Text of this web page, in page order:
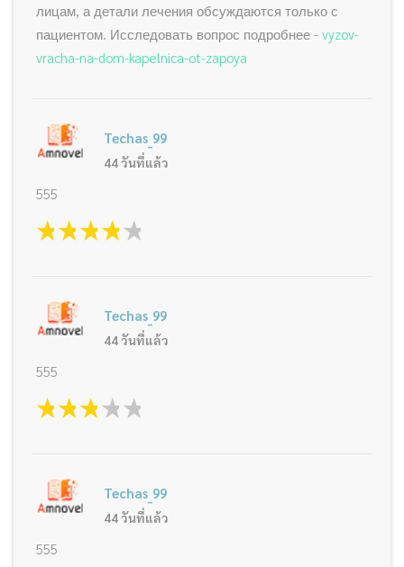
лицам, а детали лечения обсуждаются только с
пациентом. Исследовать вопрос подробнее - vyzov-
vracha-na-dom-kapelnica-ot-zapoya
Techas_99
44 วันที่แล้ว
555
1 star
2 stars
3 stars
4 stars
Techas_99
44 วันที่แล้ว
555
1 star
2 stars
3 stars
4 stars
Techas_99
44 วันที่แล้ว
555